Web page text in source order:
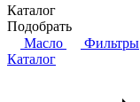
Каталог
Подобрать
Масло
Фильтры
Каталог